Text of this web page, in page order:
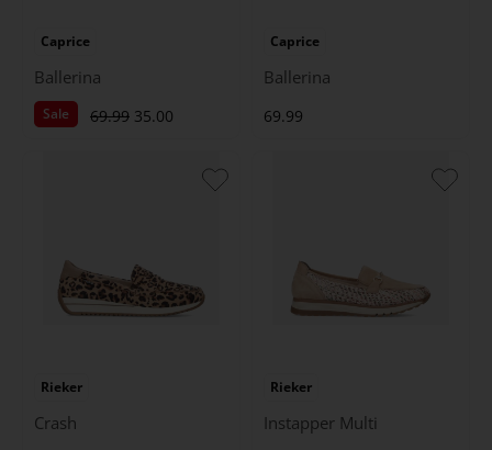
Caprice
Ballerina
Sale 69.99 35.00
Caprice
Ballerina
69.99
Rieker
Crash
Rieker
Instapper Multi